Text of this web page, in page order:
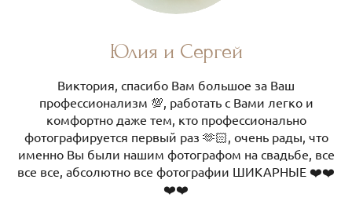
Юлия и Сергей
Виктория, спасибо Вам большое за Ваш
профессионализм 💯, работать с Вами легко и
комфортно даже тем, кто профессионально
фотографируется первый раз 🫶🏻, очень рады, что
именно Вы были нашим фотографом на свадьбе, все
все все, абсолютно все фотографии ШИКАРНЫЕ ❤️❤️
❤️❤️